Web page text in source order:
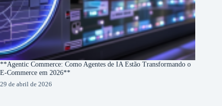
**Agentic Commerce: Como Agentes de IA Estão Transformando o
E-Commerce em 2026**
29 de abril de 2026